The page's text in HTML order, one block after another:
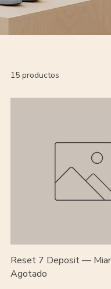
15 productos
Reset 7 Deposit —
Agotado